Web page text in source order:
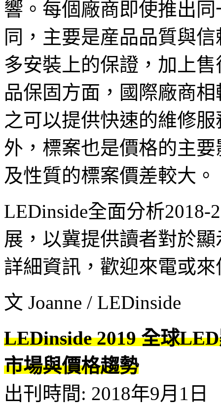
響。每個廠商即使推出
同，主要是産品品質與
多安裝上的保證，加上
品保固方面，國際廠商
之可以提供快速的維修
外，標案也是價格的主
及性質的標案價差較大。
LEDinside全面分析
展，以冀提供讀者對於
詳細資訊，歡迎來電或來
文 Joanne / LEDinside
LEDinside 2019 全球
市場與價格趨勢
出刊時間: 2018年9月1日